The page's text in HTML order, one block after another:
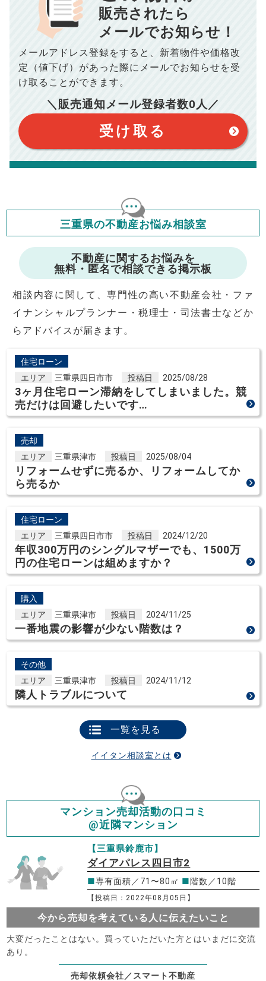
年間の支払額 10,005 円
総支払額 100,050 円
このシミュレーターは元利均等返済方式で試算しています。
このシミュレーターは、四捨五入にて計算しております。
このシミュレーターはお借り入れの全期間で金利が変わらない設
このシミュレーターでの結果は、お借り入れを保証するものでは
ありません。
このシミュレーターをご利用された方の、いかなる損害について
ますが、お借り入れの際に各金融機関にご相談ください。
会員マイページでは
修繕費・管理費の計算もできます
■抵当権抹消費用／0万円
※購入価格よりも売却価格が高い場合、譲渡所得税が発生する
場合がございます。詳しくは最寄りの税務署などにご確認く
※シミュレーター結果はあくまでも概算であり、手残り金額を
保証するものではございません。
※上記売却費用には、住所変更登記の費用、引っ越し費用、住
宅ローンの一括繰上返済の手数料等は含まれておりませんの
で予めご了承ください。
おります。（物件価格×3%＋6万円＋消費税）
販売されたら
メールでお知らせ！
メールアドレス登録をすると、 新着物件や価格改
定（値下げ）があった際に メールでお知らせを受
け取ることができます。
＼販売通知メール登録者数0 人／
受け取る
三重県の不動産お悩み相談室
不動産に関するお悩みを
無料・匿名で相談できる掲示板
相談内容に関して、専門性の高い不動産会社・ファ
イナンシャルプランナー・税理士・司法書士などか
らアドバイスが届きます。
住宅ローン
エリア
三重県四日市市 投稿日 2025/08/28
3ヶ月住宅ローン滞納をしてしまいました。競
売だけは回避したいです…
売却
エリア
三重県津市 投稿日 2025/08/04
リフォームせずに売るか、リフォームしてか
ら売るか
住宅ローン
エリア
三重県四日市市 投稿日 2024/12/20
年収300万円のシングルマザーでも、1500万
円の住宅ローンは組めますか？
購入
エリア
三重県津市 投稿日 2024/11/25
一番地震の影響が少ない階数は？
その他
エリア
三重県津市 投稿日 2024/11/12
隣人トラブルについて
一覧を見る
イイタン相談室とは
マンション売却活動の口コミ
@近隣マンション
【三重県鈴鹿市】
ダイアパレス四日市2
■専有面積／71〜80㎡ ■階数／10階
【投稿日：2022年08月05日】
今から売却を考えている人に伝えたいこと
大変だったことはない。買っていただいた方とはいまだに交流
あり。
売却依頼会社／スマート不動産